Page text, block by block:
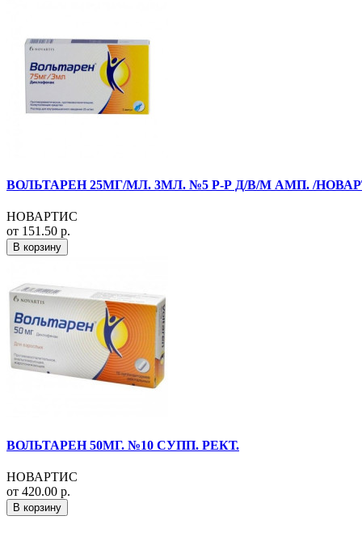
ВОЛЬТАРЕН 25МГ/МЛ. 3МЛ. №5 Р-Р Д/В/М АМП. /
НОВАРТИС
от 151.50 р.
В корзину
ВОЛЬТАРЕН 50МГ. №10 СУПП. РЕКТ.
НОВАРТИС
от 420.00 р.
В корзину